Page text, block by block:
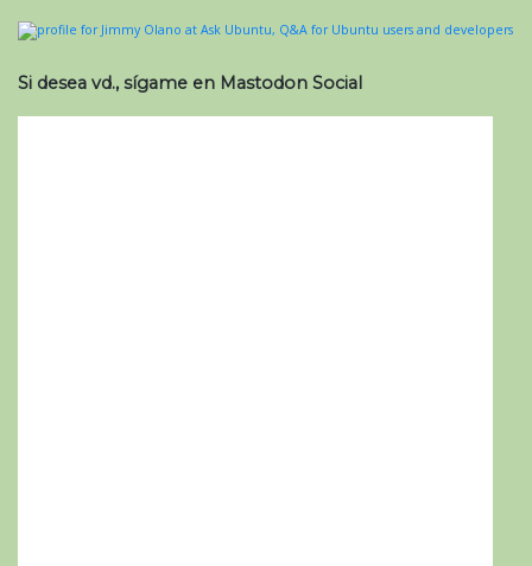
Si desea vd., sígame en Mastodon Social